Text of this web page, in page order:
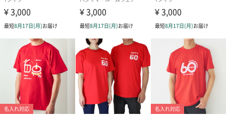
あり（ブルー）（330円） あり（レッド）（330円）
メッセージシール